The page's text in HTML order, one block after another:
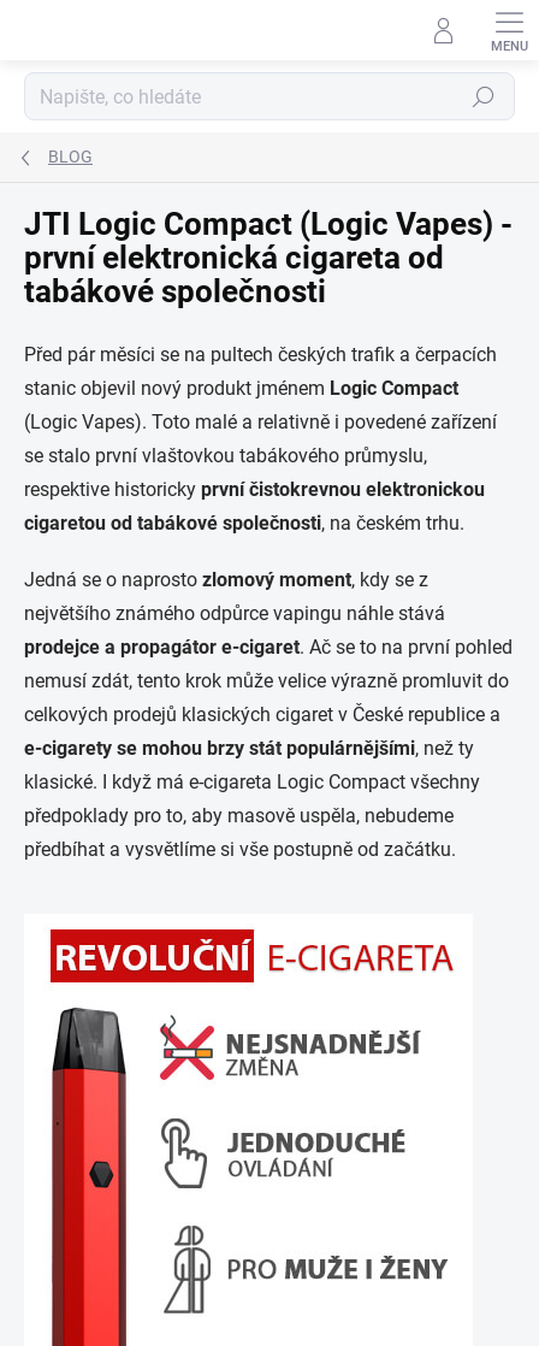
Hledat
BLOG
JTI Logic Compact (Logic Vapes) -
první elektronická cigareta od
tabákové společnosti
Před pár měsíci se na pultech českých trafik a čerpacích
stanic objevil nový produkt jménem Logic Compact
(Logic Vapes). Toto malé a relativně i povedené zařízení
se stalo první vlaštovkou tabákového průmyslu,
respektive historicky první čistokrevnou elektronickou
cigaretou od tabákové společnosti, na českém trhu.
Jedná se o naprosto zlomový moment, kdy se z
největšího známého odpůrce vapingu náhle stává
prodejce a propagátor e-cigaret. Ač se to na první pohled
nemusí zdát, tento krok může velice výrazně promluvit do
celkových prodejů klasických cigaret v České republice a
e-cigarety se mohou brzy stát populárnějšími, než ty
klasické. I když má e-cigareta Logic Compact všechny
předpoklady pro to, aby masově uspěla, nebudeme
předbíhat a vysvětlíme si vše postupně od začátku.